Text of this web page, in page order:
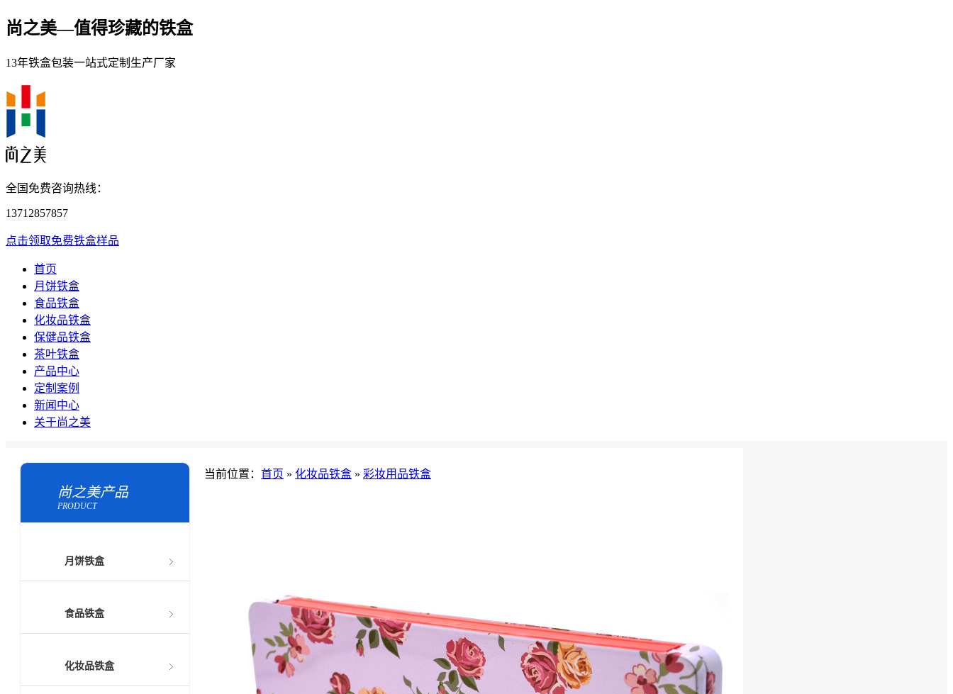
尚之美—值得珍藏的铁盒
13年铁盒包装一站式定制生产厂家
全国免费咨询热线：
13712857857
点击领取免费铁盒样品
首页
月饼铁盒
食品铁盒
化妆品铁盒
保健品铁盒
茶叶铁盒
产品中心
定制案例
新闻中心
关于尚之美
当前位置： 首页 » 化妆品铁盒 » 彩妆用品铁盒
尚之美产品
PRODUCT
月饼铁盒
食品铁盒
化妆品铁盒